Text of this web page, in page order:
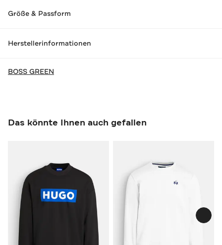
Größe & Passform
Herstellerinformationen
BOSS GREEN
Das könnte Ihnen auch gefallen